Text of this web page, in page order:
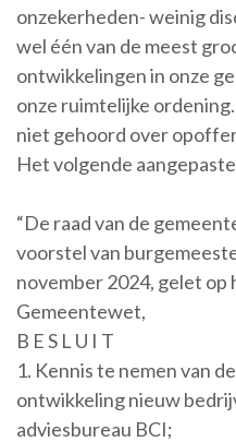
onzekerheden- weinig
wel één van de meest
ontwikkelingen in onze
onze ruimtelijke
niet gehoord over
Het volgende
“De raad van de
voorstel van
november 2024, gelet op
Gemeentewet,
B E S L U I T
1. Kennis te nemen van
ontwikkeling nieuw
adviesbureau BCI;